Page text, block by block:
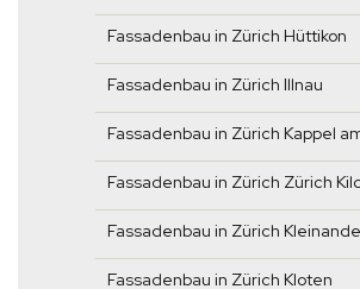
Fassadenbau in Zürich Hüttikon
Fassadenbau in Zürich Illnau
Fassadenbau in Zürich Kappel
Fassadenbau in Zürich Zürich
Fassadenbau in Zürich
Fassadenbau in Zürich Kloten